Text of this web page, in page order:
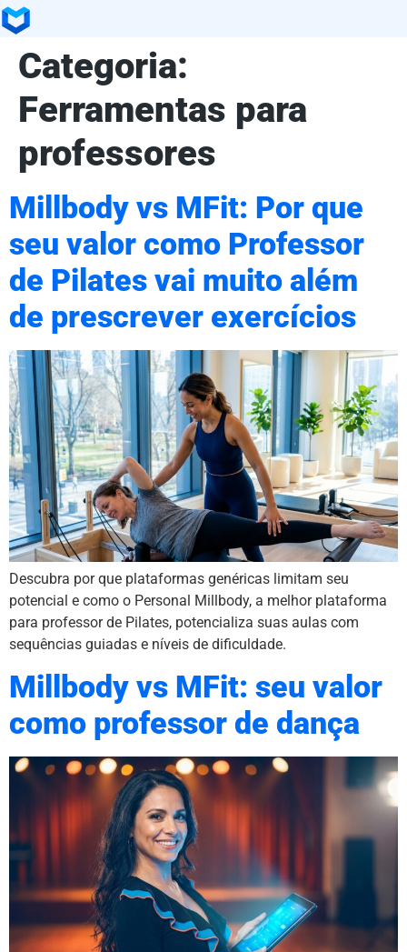
Categoria:
Ferramentas para
professores
Millbody vs MFit: Por que
seu valor como Professor
de Pilates vai muito além
de prescrever exercícios
Descubra por que plataformas genéricas limitam seu
potencial e como o Personal Millbody, a melhor plataforma
para professor de Pilates, potencializa suas aulas com
sequências guiadas e níveis de dificuldade.
Millbody vs MFit: seu valor
como professor de dança